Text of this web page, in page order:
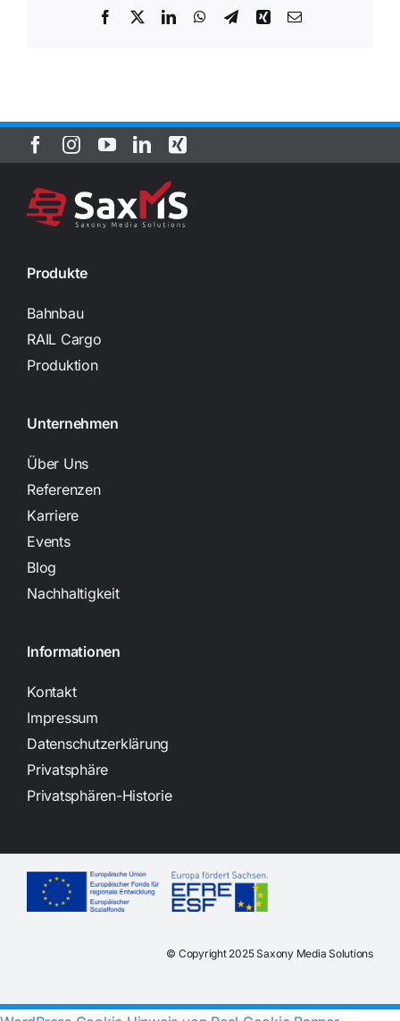
Facebook
TwitterLinkedInWhatsAppTelegram
Xing E-
Produkte
Bahnbau
RAIL Cargo
Produktion
Unternehmen
Über Uns
Referenzen
Karriere
Events
Blog
Nachhaltigkeit
Informationen
Kontakt
Impressum
Datenschutzerklärung
Privatsphäre
Privatsphären-Historie
© Copyright 2025 Saxony Media Solutions